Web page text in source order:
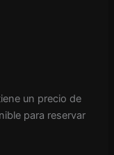
un precio de
para reservar